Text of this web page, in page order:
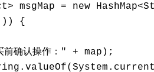
msgMap = new
{
确认操作：" + map);